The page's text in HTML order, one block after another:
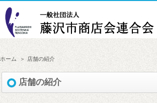
ホーム 店舗の紹介
店舗の紹介